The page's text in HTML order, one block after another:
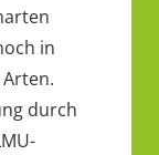
in
durch